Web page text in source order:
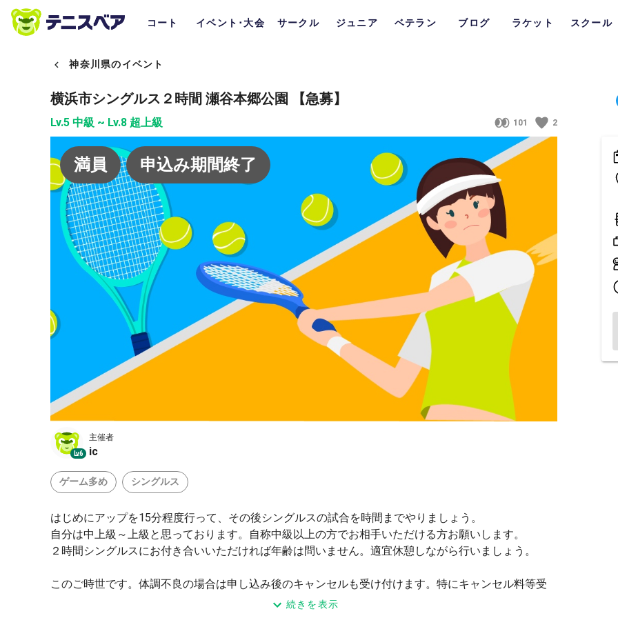
コート イベント･大会 サークル ジュニア ベテラン ブログ ラケット スクール
神奈川県のイベント
横浜市シングルス２時間 瀬谷本郷公園 【急募】
Lv.5 中級 ~ Lv.8 超上級 101 2
満員 申込み期間終了
Lv.6
主催者
ic
ゲーム多め シングルス
はじめにアップを15分程度行って、その後シングルスの試合を時間までやりましょう。
自分は中上級～上級と思っております。自称中級以上の方でお相手いただける方お願いします。
２時間シングルスにお付き合いいただければ年齢は問いません。適宜休憩しながら行いましょう。
このご時世です。体調不良の場合は申し込み後のキャンセルも受け付けます。特にキャンセル料等受
け取るつもりはありません。当日キャンセルでも結構です。遠慮なくお伝えください。逆に私の方も
続きを表示